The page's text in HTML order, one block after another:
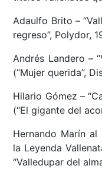
Adaulfo Brito –
regreso”, Polydor,
Andrés Landero –
(“Mujer querida”,
Hilario Gómez –
(“El gigante del
Hernando Marín
la Leyenda
“Valledupar del